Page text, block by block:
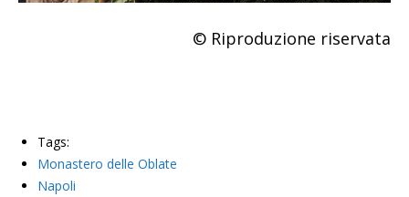
© Riproduzione riservata
Tags:
Monastero delle Oblate
Napoli